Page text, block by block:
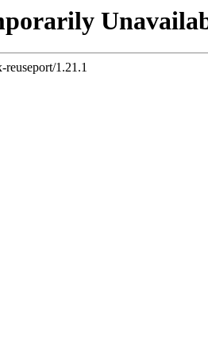
reuseport/1.21.1